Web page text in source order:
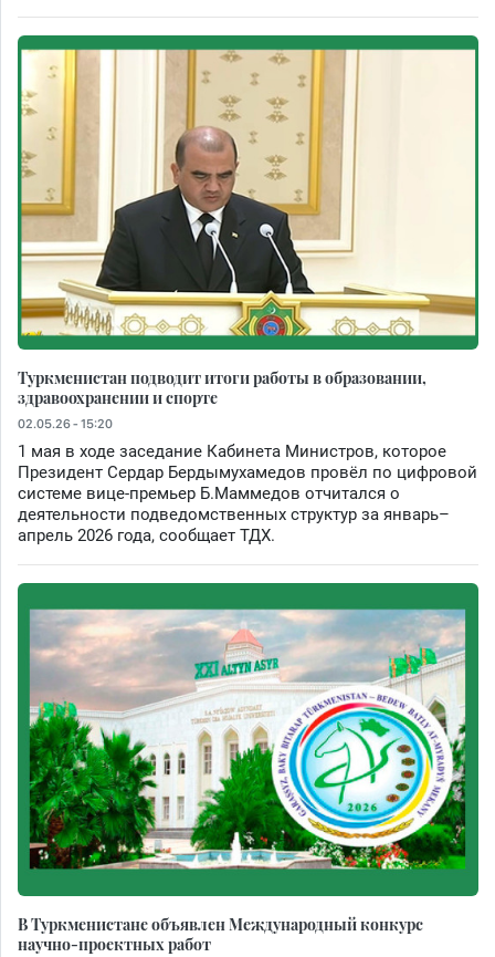
Туркменистан подводит итоги работы в образовании,
здравоохранении и спорте
02.05.26 - 15:20
1 мая в ходе заседание Кабинета Министров, которое
Президент Сердар Бердымухамедов провёл по цифровой
системе вице-премьер Б.Маммедов отчитался о
деятельности подведомственных структур за январь–
апрель 2026 года, сообщает ТДХ.
В Туркменистане объявлен Международный конкурс
научно-проектных работ